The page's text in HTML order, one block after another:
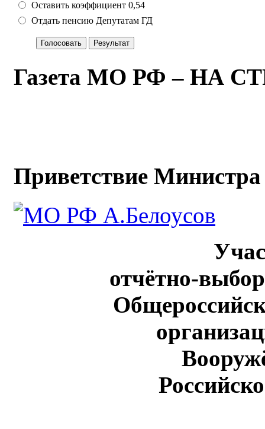
Оставить коэффициент 0,54
Отдать пенсию Депутатам ГД
Газета МО РФ – НА
Приветствие
отчётно-